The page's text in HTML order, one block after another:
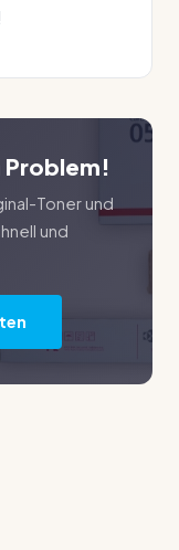
Problem!
Toner und
und